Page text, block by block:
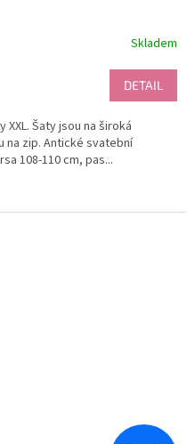
Skladem
DETAIL
Šaty jsou na široká
na zip. Antické svatební
108-110 cm, pas...